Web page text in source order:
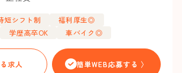
短シフト制
福利厚生◎
学歴高卒OK 車バイク◎
求人 簡単WEB応募する 〉